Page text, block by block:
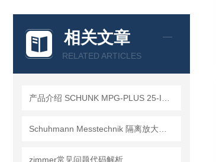
相关文章
RELATED ARTICLES
zimmer常见问题代码解析